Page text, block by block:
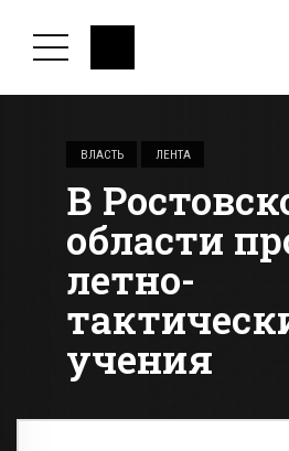
ВЛАСТЬ ЛЕНТА
В
области
летно-
учения